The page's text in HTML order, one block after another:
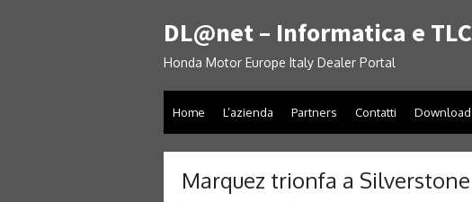
to
content
DL@net – Informatica e TLC
Honda Motor Europe Italy Dealer Portal
Home L’azienda Partners Contatti Download
Marquez trionfa a Silverstone